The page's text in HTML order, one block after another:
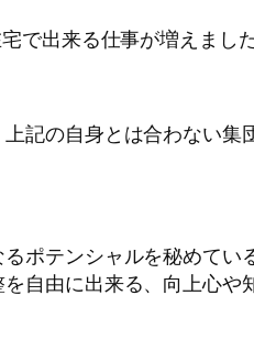
で出来る仕事が増えまし
記の自身とは合わない集
ポテンシャルを秘めてい
自由に出来る、向上心や